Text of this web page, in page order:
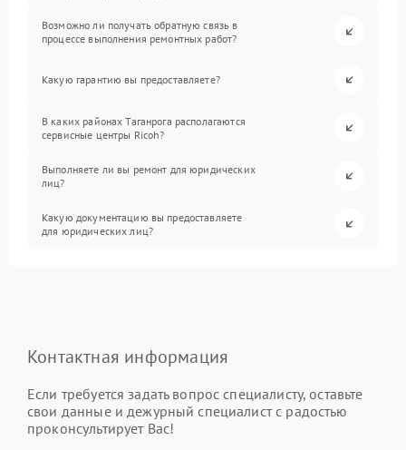
Возможно ли получать обратную связь в
процессе выполнения ремонтных работ?
Какую гарантию вы предоставляете?
В каких районах Таганрога располагаются
сервисные центры Ricoh?
Выполняете ли вы ремонт для юридических
лиц?
Какую документацию вы предоставляете
для юридических лиц?
Контактная информация
Если требуется задать вопрос специалисту, оставьте
свои данные и дежурный специалист с радостью
проконсультирует Вас!